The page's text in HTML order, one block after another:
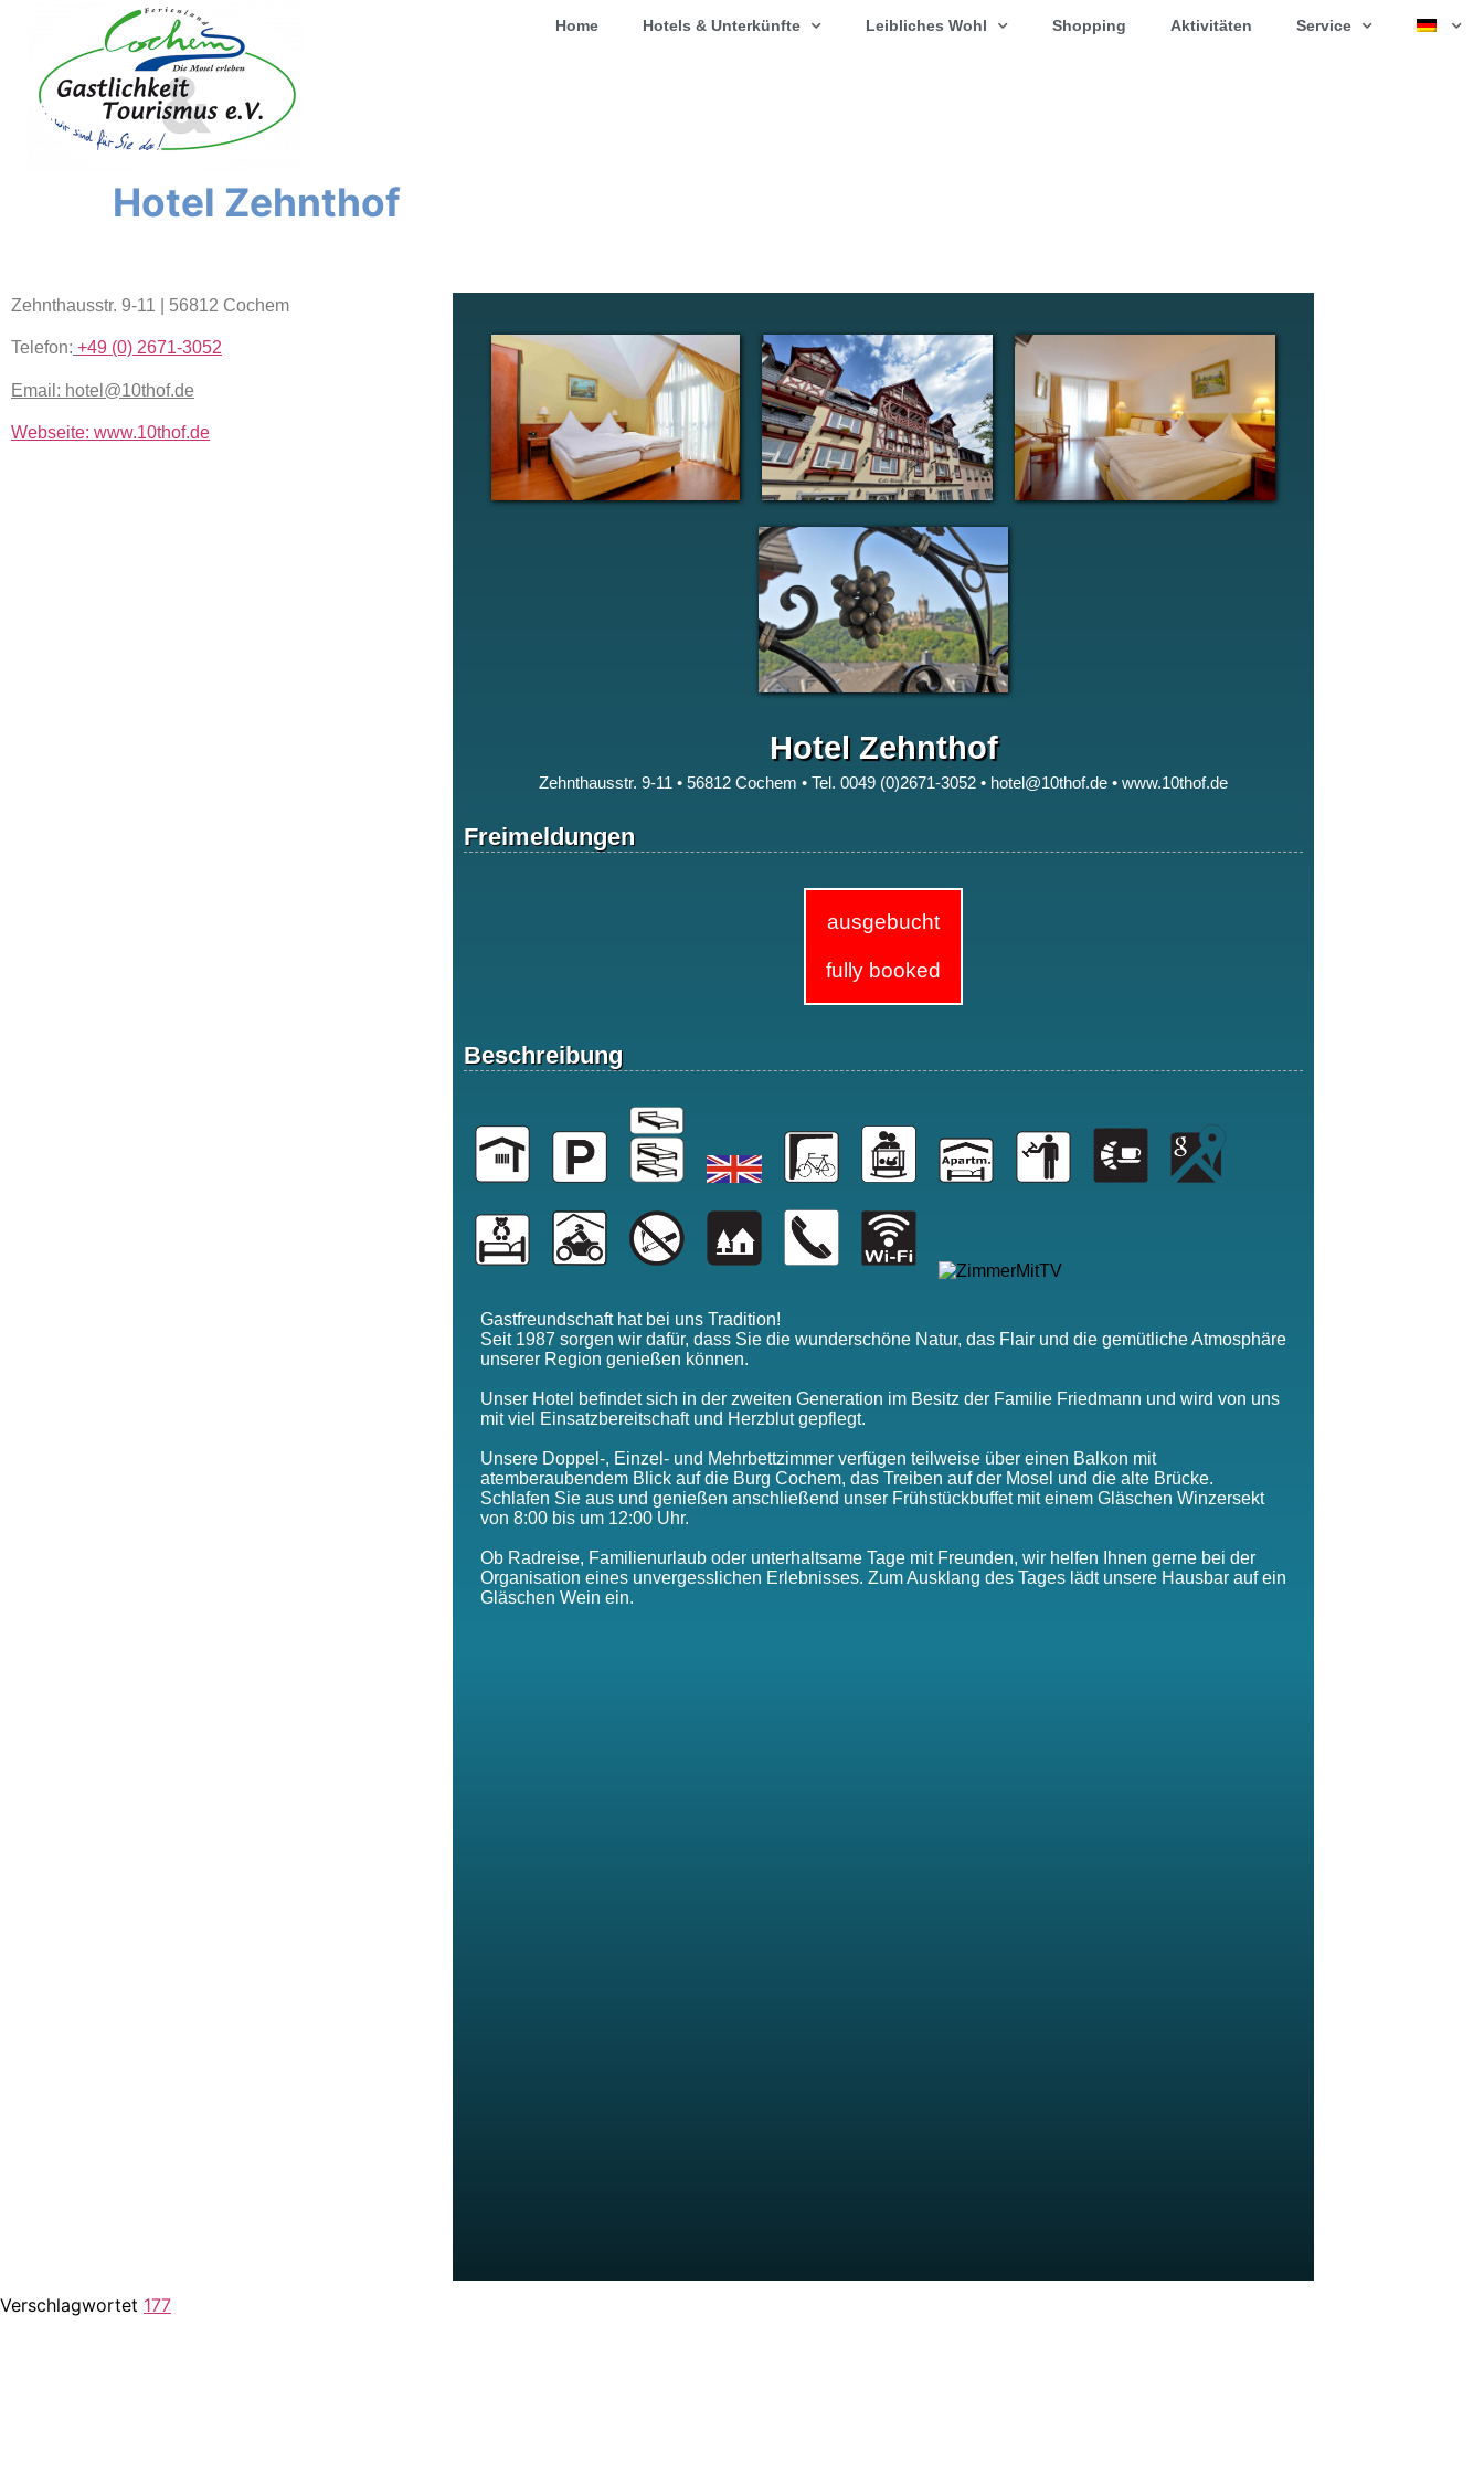
Home Hotels & Unterkünfte Leibliches Wohl Shopping Aktivitäten Service
Hotel Zehnthof
Zehnthausstr. 9-11 | 56812 Cochem
Telefon: +49 (0) 2671-3052
Email: hotel@10thof.de
Webseite: www.10thof.de
Verschlagwortet 177